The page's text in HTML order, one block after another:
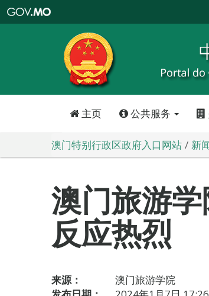
特
政
区
政
口
主页 公共服务
澳门特别行政区政府入口网站 新
澳门旅游
反应热烈
来源：
澳门旅游学院